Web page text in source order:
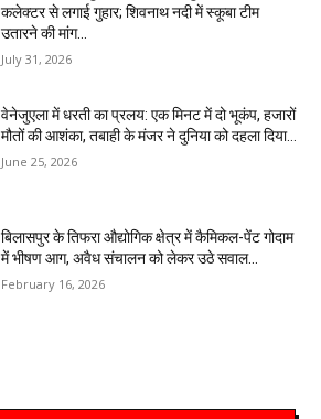
कलेक्टर से लगाई गुहार; शिवनाथ नदी में स्कूबा टीम
उतारने की मांग…
July 31, 2026
वेनेजुएला में धरती का प्रलय: एक मिनट में दो भूकंप, हजारों
मौतों की आशंका, तबाही के मंजर ने दुनिया को दहला दिया…
June 25, 2026
बिलासपुर के तिफरा औद्योगिक क्षेत्र में कैमिकल-पेंट गोदाम
में भीषण आग, अवैध संचालन को लेकर उठे सवाल…
February 16, 2026